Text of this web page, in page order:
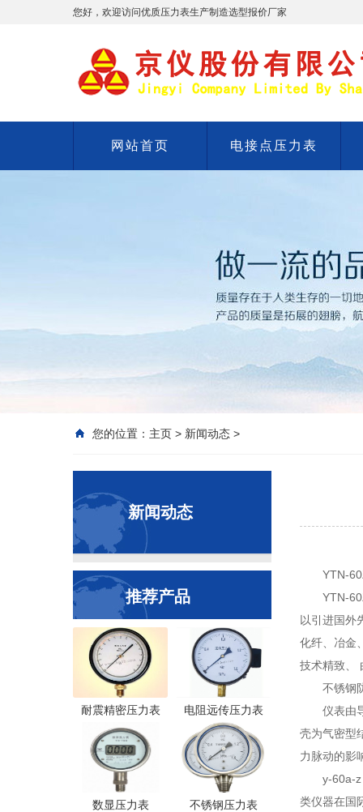
您好，欢迎访问优质压力表生产制造选型报价厂家
网站首页 电接点压力表
您的位置： 主页 > 新闻动态 >
新闻动态
推荐产品
耐震精密压力表 电阻远传压力表
数显压力表 不锈钢压力表
YTN-
YTN-
以引进国外
化纤、冶金
技术精致、
不锈钢
仪表由
壳为气密型
力脉动的影
y-60a-
类仪器在国